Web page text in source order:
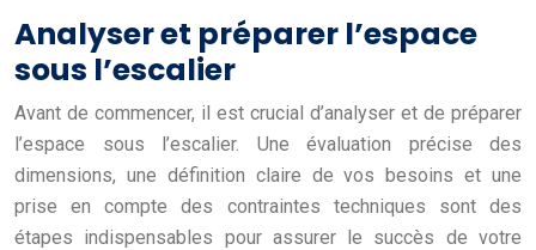
Analyser et préparer l’espace
sous l’escalier
Avant de commencer, il est crucial d’analyser et de préparer
l’espace sous l’escalier. Une évaluation précise des
dimensions, une définition claire de vos besoins et une
prise en compte des contraintes techniques sont des
étapes indispensables pour assurer le succès de votre